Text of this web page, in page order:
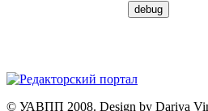
© УАВПП 2008. Design by Dariya